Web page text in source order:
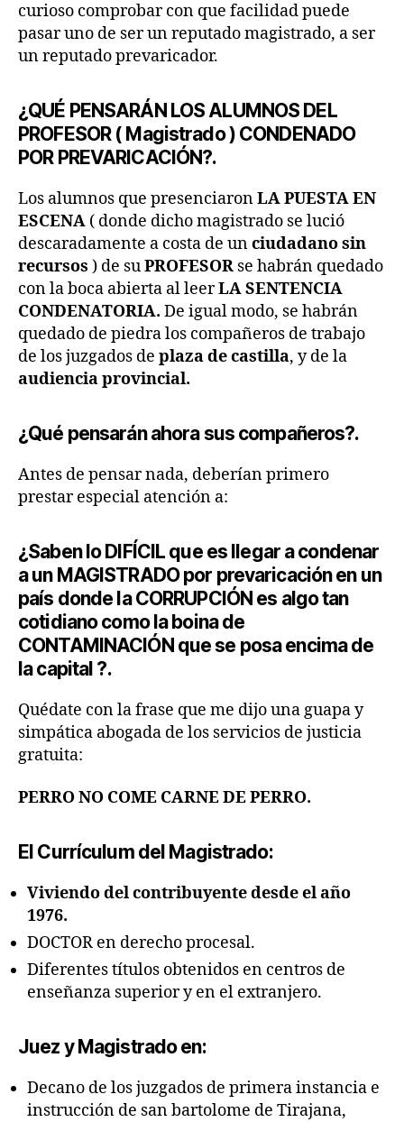
curioso comprobar con que facilidad puede
pasar uno de ser un reputado magistrado, a ser
un reputado prevaricador.
¿QUÉ PENSARÁN LOS ALUMNOS DEL
PROFESOR ( Magistrado ) CONDENADO
POR PREVARICACIÓN?.
Los alumnos que presenciaronLA PUESTA EN
ESCENA ( donde dicho magistrado se lució
descaradamente a costa de unciudadano sin
recursos ) de suPROFESOR se habrán quedado
con la boca abierta al leerLA SENTENCIA
CONDENATORIA. De igual modo, se habrán
quedado de piedra los compañeros de trabajo
de los juzgados de plaza de castilla, y de la
audiencia provincial.
¿Qué pensarán ahora sus compañeros?.
Antes de pensar nada, deberían primero
prestar especial atención a:
¿Saben lo DIFÍCIL que es llegar a condenar
a un MAGISTRADO por prevaricación en un
país donde la CORRUPCIÓN es algo tan
cotidiano como la boina de
CONTAMINACIÓN que se posa encima de
la capital ?.
Quédate con la frase que me dijo una guapa y
simpática abogada de los servicios de justicia
gratuita:
PERRO NO COME CARNE DE PERRO.
El Currículum del Magistrado:
Viviendo del contribuyente desde el año
1976.
DOCTOR en derecho procesal.
Diferentes títulos obtenidos en centros de
enseñanza superior y en el extranjero.
Juez y Magistrado en:
Decano de los juzgados de primera instancia e
instrucción de san bartolome de Tirajana,